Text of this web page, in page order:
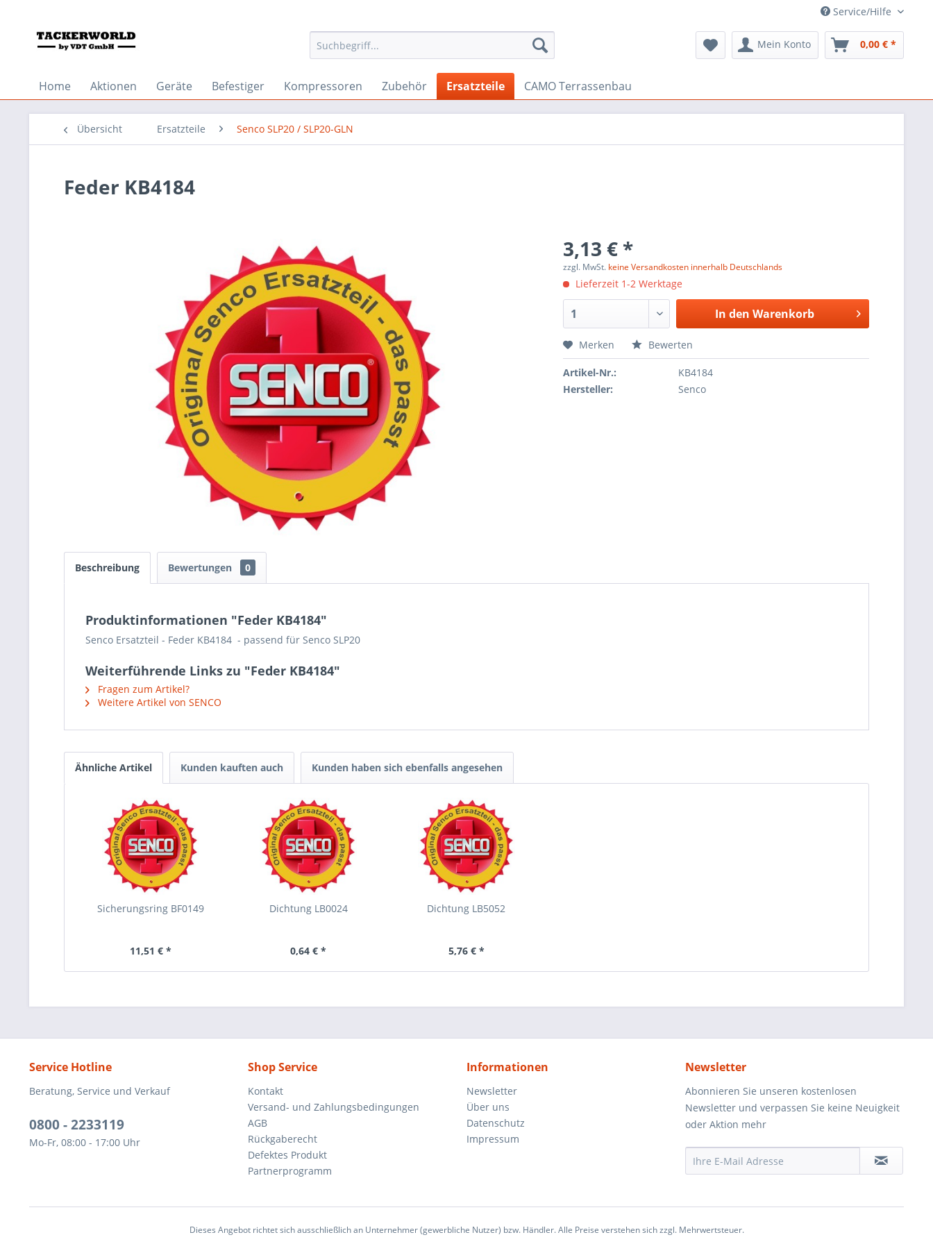
Service/Hilfe
Mein Konto 0,00 € *
Home Aktionen Geräte Befestiger Kompressoren Zubehör Ersatzteile CAMO Terrassenbau
Übersicht Ersatzteile Senco SLP20 / SLP20-GLN
Feder KB4184
3,13 € *
zzgl. MwSt. keine Versandkosten innerhalb Deutschlands
Lieferzeit 1-2 Werktage
In den Warenkorb
Merken Bewerten
Artikel-Nr.:
KB4184
Hersteller:
Senco
Beschreibung Bewertungen 0
Produktinformationen "Feder KB4184"
Senco Ersatzteil - Feder KB4184 - passend für Senco SLP20
Weiterführende Links zu "Feder KB4184"
Fragen zum Artikel?
Weitere Artikel von SENCO
Ähnliche Artikel Kunden kauften auch Kunden haben sich ebenfalls angesehen
Sicherungsring BF0149
11,51 € *
Dichtung LB0024
0,64 € *
Dichtung LB5052
5,76 € *
Service Hotline
Beratung, Service und Verkauf
0800 - 2233119
Mo-Fr, 08:00 - 17:00 Uhr
Shop Service
Kontakt
Versand- und Zahlungsbedingungen
AGB
Rückgaberecht
Defektes Produkt
Partnerprogramm
Informationen
Newsletter
Über uns
Datenschutz
Impressum
Newsletter
Abonnieren Sie unseren kostenlosen
Newsletter und verpassen Sie keine Neuigkeit
oder Aktion mehr
Dieses Angebot richtet sich ausschließlich an Unternehmer (gewerbliche Nutzer) bzw. Händler. Alle Preise verstehen sich zzgl. Mehrwertsteuer.